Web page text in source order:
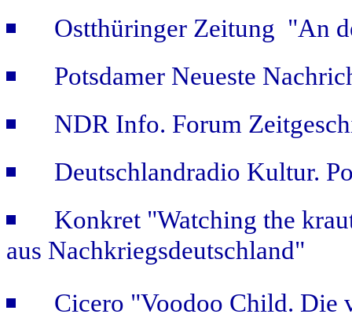
Ostthüringer Zeitung "An
Potsdamer Neueste
NDR Info. Forum
Deutschlandradio Kultur.
Konkret "Watching the
aus Nachkriegsdeutschland"
Cicero "Voodoo Child. Die